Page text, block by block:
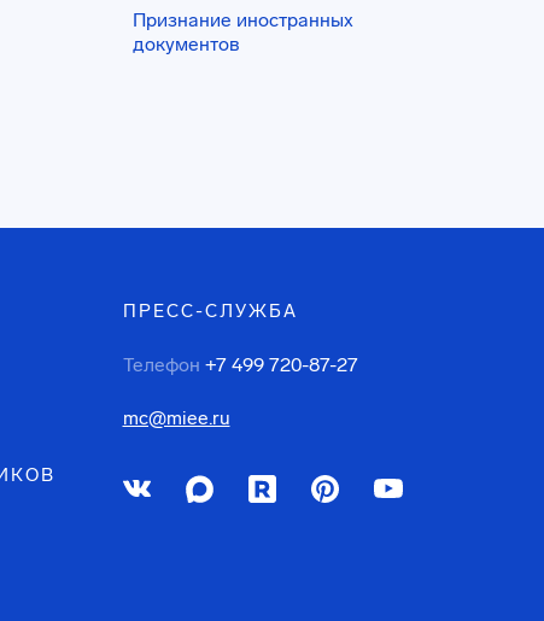
Признание иностранных
документов
ПРЕСС-СЛУЖБА
Телефон +7 499 720-87-27
mc@miee.ru